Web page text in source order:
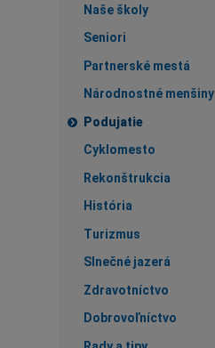
Naše školy
Seniori
Partnerské mestá
Národnostné menšiny
Podujatie
Cyklomesto
Rekonštrukcia
História
Turizmus
Slnečné jazerá
Zdravotníctvo
Dobrovoľníctvo